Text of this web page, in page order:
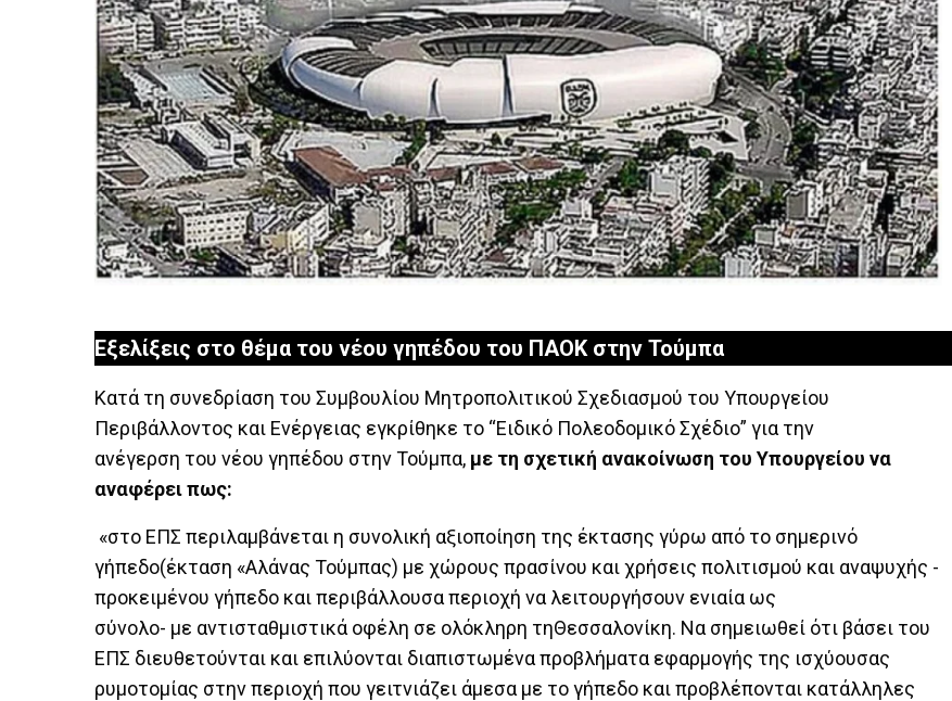
Εξελίξεις στο θέμα του νέου γηπέδου του ΠΑΟΚ στην Τούμπα
Κατά τη συνεδρίαση του Συμβουλίου Μητροπολιτικού Σχεδιασμού του Υπουργείου
Περιβάλλοντος και Ενέργειας εγκρίθηκε το “Ειδικό Πολεοδομικό Σχέδιο” για την
ανέγερση του νέου γηπέδου στην Τούμπα, με τη σχετική ανακοίνωση του Υπουργείου να
αναφέρει πως:
«στο ΕΠΣ περιλαμβάνεται η συνολική αξιοποίηση της έκτασης γύρω από το σημερινό
γήπεδο(έκταση «Αλάνας Τούμπας) με χώρους πρασίνου και χρήσεις πολιτισμού και αναψυχής -
προκειμένου γήπεδο και περιβάλλουσα περιοχή να λειτουργήσουν ενιαία ως
σύνολο- με αντισταθμιστικά οφέλη σε ολόκληρη τηΘεσσαλονίκη. Να σημειωθεί ότι βάσει του
ΕΠΣ διευθετούνται και επιλύονται διαπιστωμένα προβλήματα εφαρμογής της ισχύουσας
ρυμοτομίας στην περιοχή που γειτνιάζει άμεσα με το γήπεδο και προβλέπονται κατάλληλες